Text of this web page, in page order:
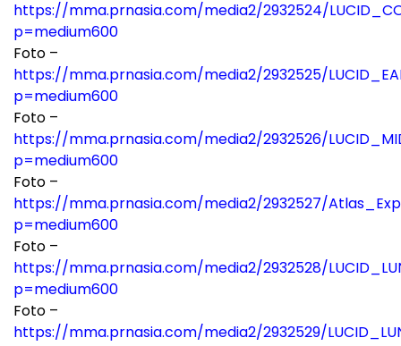
https://mma.prnasia.com/media2/2932524/
p=medium600
Foto –
https://mma.prnasia.com/media2/2932525/
p=medium600
Foto –
https://mma.prnasia.com/media2/2932526/
p=medium600
Foto –
https://mma.prnasia.com/media2/2932527/
p=medium600
Foto –
https://mma.prnasia.com/media2/2932528/
p=medium600
Foto –
https://mma.prnasia.com/media2/2932529/